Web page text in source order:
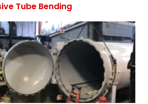
Tube Bending
empresarial de Aggressive Tube